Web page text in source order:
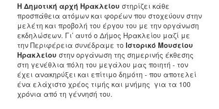
Η Δημοτική αρχή Ηρακλείου στηρίζει κάθε
προσπάθεια ατόμων και φορέων που στοχεύουν στην
μελέτη και προβολή του έργου του με την οργάνωση
εκδηλώσεων. Γι’ αυτό ο Δήμος Ηρακλείου μαζί με
την Περιφέρεια συνέδραμε το Ιστορικό Μουσείου
Ηρακλείου στην οργάνωση της σημερινής έκθεσης
στη γενέθλια πόλη του μεγάλου μας ποιητή - τον
έχει ανακηρύξει και επίτιμο δημότη - που αποτελεί
ένα ελάχιστο χρέος τιμής και μνήμης για τα 100
χρόνια από τη γέννησή του.